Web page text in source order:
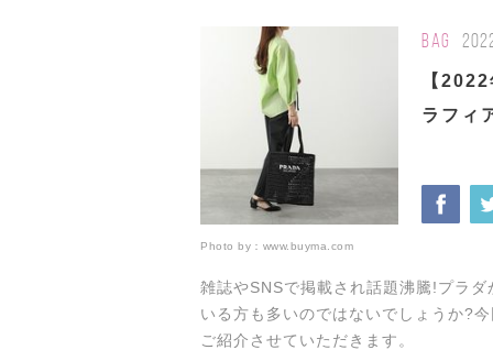
BAG
【
ラフィ
Photo by： www.buyma.com
雑誌やSNSで掲載され話題沸騰!プラ
いる方も多いのではないでしょうか?
ご紹介させていただきます。